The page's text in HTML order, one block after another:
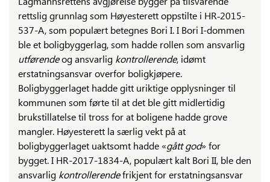
rettslig grunnlag som Høyesterett oppstilte i HR‑2015-
537-A, som populært betegnes Bori I. I Bori I-dommen
ble et boligbyggerlag, som hadde rollen som ansvarlig
utførendeog ansvarlig kontrollerende, idømt
erstatningsansvar overfor boligkjøpere.
Boligbyggerlaget hadde gitt uriktige opplysninger til
kommunen som førte til at det ble gitt midlertidig
brukstillatelse til tross for at boligene hadde grove
mangler. Høyesterett la særlig vekt på at
boligbyggerlaget uaktsomt hadde «gått god» for
bygget. I HR-2017-1834-A, populært kalt Bori II, ble den
ansvarlig kontrollerendefrikjent for erstatningsansvar